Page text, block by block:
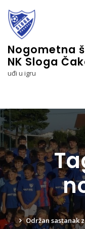
content
Nogometna
NK Sloga
uđi u igru
Održan sastanak